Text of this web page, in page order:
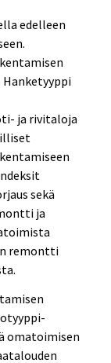
edelleen
ja rivitaloja
sekä
ja
remontti
omatoimisen